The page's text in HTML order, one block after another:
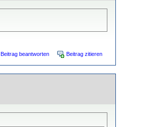
Beitrag beantworten Beitrag zitieren